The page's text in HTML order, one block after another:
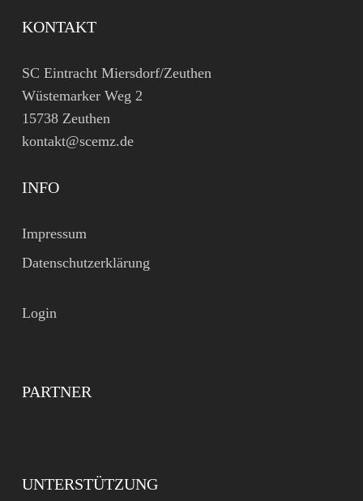
KONTAKT
SC Eintracht Miersdorf/Zeuthen
Wüstemarker Weg 2
15738 Zeuthen
kontakt@scemz.de
INFO
Impressum
Datenschutzerklärung
Login
PARTNER
UNTERSTÜTZUNG